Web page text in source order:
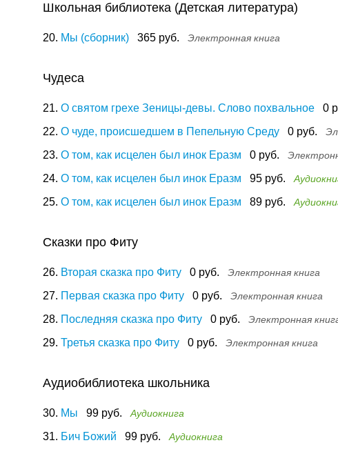
Школьная библиотека (Детская литература)
20. Мы (сборник) 365 руб. Электронная книга
Чудеса
21. О святом грехе Зеницы-девы. Слово похвальное 0
22. О чуде, происшедшем в Пепельную Среду 0 руб.
23. О том, как исцелен был инок Еразм 0 руб.
24. О том, как исцелен был инок Еразм 95 руб.
25. О том, как исцелен был инок Еразм 89 руб.
Сказки про Фиту
26. Вторая сказка про Фиту 0 руб. Электронная книга
27. Первая сказка про Фиту 0 руб. Электронная книга
28. Последняя сказка про Фиту 0 руб. Электронная
29. Третья сказка про Фиту 0 руб. Электронная книга
Аудиобиблиотека школьника
30. Мы 99 руб. Аудиокнига
31. Бич Божий 99 руб. Аудиокнига